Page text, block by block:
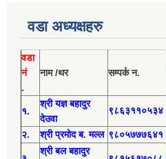
वडा अध्यक्षहरु
वडा
नं
.
नाम /थर सम्पर्क न.
१.
श्री यज्ञ बहादुर
देउवा
९८६३११०५३४
२. श्रीप्रमोदब. मल्ल ९८०५७७७६४१
श्रीबल बहादुर